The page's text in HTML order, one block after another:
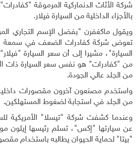
شركة الأثاث الدنماركية المرموقة
بالأجزاء الداخلية من السيارة فيلار.
ويقول ماكغفرن "بفضل الإسم التجاري
تعوض شركة كفادرات الضعف في سمعة
السيارة"، مشيرا إلى أن سعر السيارة
من "كفادرات" هو نفس سعر السيارة ذات
من الجلد عالي الجودة.
واستخدم مصنعون آخرون مقصورات
من الجلد في استجابة لضغوط المستهلكين.
وعندما كشفت شركة "تيسلا" الأمريكية
عن سيارتها "إكس"، تسلم رئيسها إيلون
"بيتا" لحماية الحيوان يطالبه باستخدام